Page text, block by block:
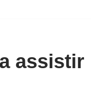
assistir